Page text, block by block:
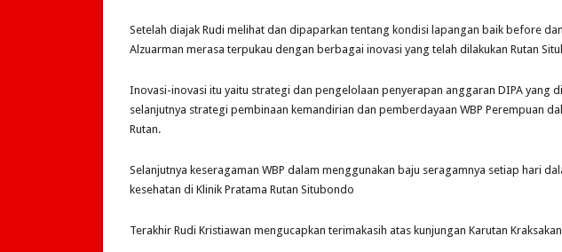
Setelah diajak Rudi melihat dan dipaparkan tentang kondisi lapangan baik before
Alzuarman merasa terpukau dengan berbagai inovasi yang telah dilakukan Rutan
Inovasi-inovasi itu yaitu strategi dan pengelolaan penyerapan anggaran DIPA yang
selanjutnya strategi pembinaan kemandirian dan pemberdayaan WBP Perempuan
Rutan.
Selanjutnya keseragaman WBP dalam menggunakan baju seragamnya setiap hari
kesehatan di Klinik Pratama Rutan Situbondo
Terakhir Rudi Kristiawan mengucapkan terimakasih atas kunjungan Karutan